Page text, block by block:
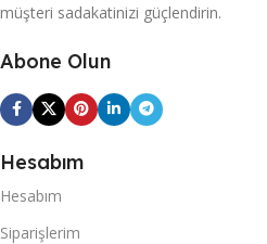
müşteri sadakatinizi güçlendirin.
Abone Olun
Hesabım
Hesabım
Siparişlerim